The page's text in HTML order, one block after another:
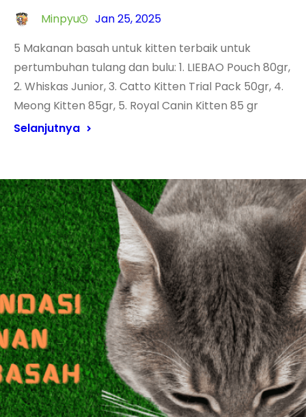
Minpyu
Jan 25, 2025
5 Makanan basah untuk kitten terbaik untuk
pertumbuhan tulang dan bulu: 1. LIEBAO Pouch 80gr,
2. Whiskas Junior, 3. Catto Kitten Trial Pack 50gr, 4.
Meong Kitten 85gr, 5. Royal Canin Kitten 85 gr
Selanjutnya